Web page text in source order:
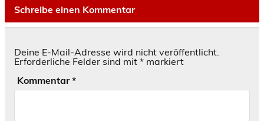
Schreibe einen Kommentar
Deine E-Mail-Adresse wird nicht veröffentlicht.
Erforderliche Felder sind mit * markiert
Kommentar*